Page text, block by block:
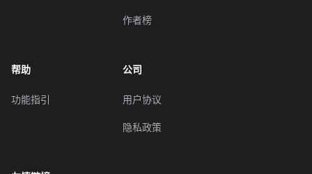
作者榜
帮助
功能指引
公司
用户协议
隐私政策